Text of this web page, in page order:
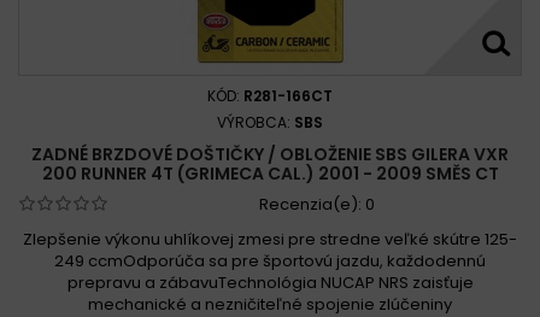
KÓD: R281-166CT
VÝROBCA: SBS
ZADNÉ BRZDOVÉ DOŠTIČKY / OBLOŽENIE SBS GILERA VXR
200 RUNNER 4T (GRIMECA CAL.) 2001 - 2009 SMĚS CT
Recenzia(e): 0
Zlepšenie výkonu uhlíkovej zmesi pre stredne veľké skútre 125-
249 ccmOdporúča sa pre športovú jazdu, každodennú
prepravu a zábavuTechnológia NUCAP NRS zaisťuje
mechanické a nezničiteľné spojenie zlúčeniny